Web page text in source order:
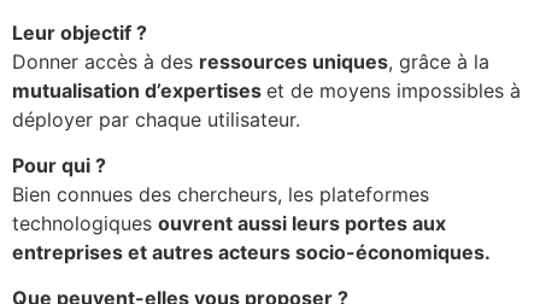
Leur objectif ?
Donner accès à des ressources uniques, grâce à la
mutualisation d’expertises et de moyens impossibles à
déployer par chaque utilisateur.
Pour qui ?
Bien connues des chercheurs, les plateformes
technologiques ouvrent aussi leurs portes aux
entreprises et autres acteurs socio-économiques.
Que peuvent-elles vous proposer ?